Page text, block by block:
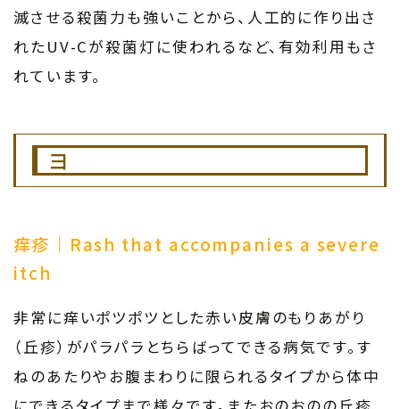
滅させる殺菌力も強いことから、人工的に作り出さ
れたUV-Cが殺菌灯に使われるなど、有効利用もさ
れています。
ヨ
痒疹｜Rash that accompanies a severe
itch
非常に痒いポツポツとした赤い皮膚のもりあがり
（丘疹）がパラパラとちらばってできる病気です。す
ねのあたりやお腹まわりに限られるタイプから体中